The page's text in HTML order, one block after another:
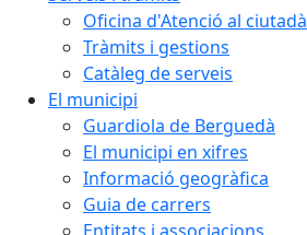
Oficina d'Atenció al ciutadà
Tràmits i gestions
Catàleg de serveis
El municipi
Guardiola de Berguedà
El municipi en xifres
Informació geogràfica
Guia de carrers